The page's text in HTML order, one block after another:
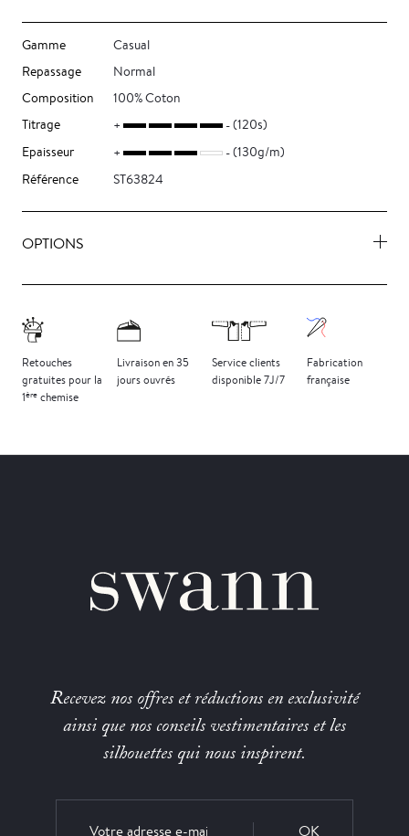
Gamme
Casual
Repassage
Normal
Composition
100% Coton
Titrage
(120s)
Epaisseur
(130g/m)
Référence
ST63824
OPTIONS
Retouches
gratuites pour la
1ère chemise
Livraison en 35
jours ouvrés
Service clients
disponible 7J/7
Fabrication
française
Recevez nos offres et réductions en exclusivité
ainsi que nos conseils vestimentaires et les
silhouettes qui nous inspirent.
OK